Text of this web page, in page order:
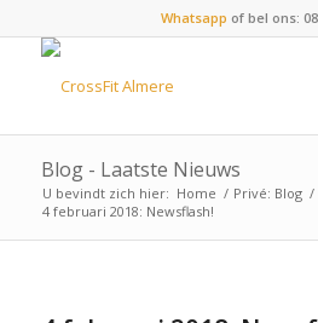
Whatsapp of bel ons:
Blog - Laatste Nieuws
U bevindt zich hier: Home / Privé: Blog /
4 februari 2018: Newsflash!